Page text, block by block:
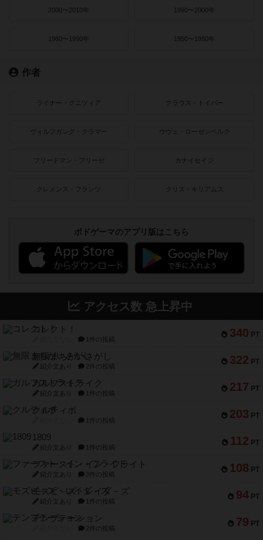
2000〜2010年 1990〜2000年
1980〜1990年 1950〜1980年
作者
ライナー・クニツィア クラウス・トイバー
ヴォルフガング・クラマー ウヴェ・ローゼンベルク
フリードマン・フリーゼ カナイセイジ
クレメンス・フランツ クリス・キリアムス
ボドゲーマのアプリ版はこちら
アクセス数 急上昇中
340 PT
コレクト！
1件の投稿
322 PT
無限まちがいさがし
紹介文あり 2件の投稿
217 PT
ガルフストライク
紹介文あり 1件の投稿
203 PT
クルティボ
1件の投稿
112 PT
1809
紹介文あり 1件の投稿
108 PT
ファースト・イン・フライト
紹介文あり 3件の投稿
94 PT
モズビ－ズ・レイダ－ズ
紹介文あり 1件の投稿
79 PT
テンプテーション
2件の投稿